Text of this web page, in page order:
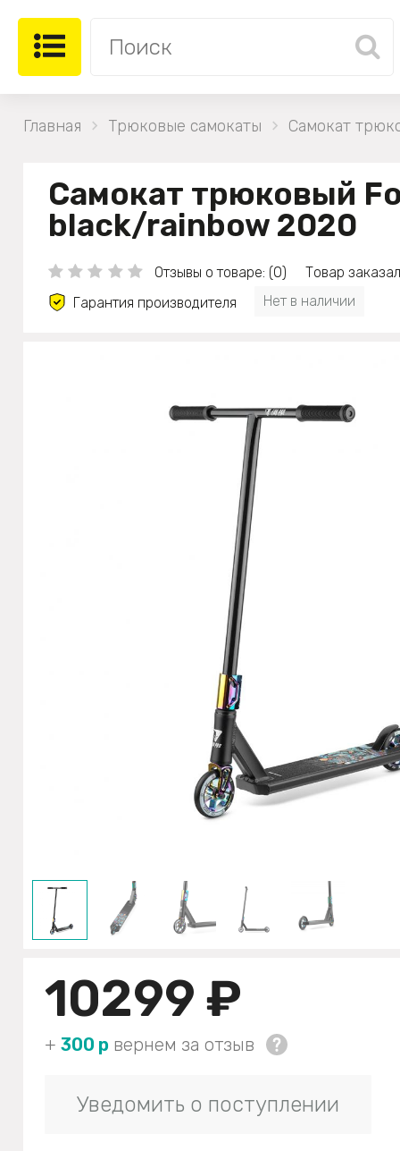
Главная Трюковые самокаты Самокат
Самокат трюковый
black/rainbow 2020
Отзывы о товаре: (0)
Товар
Гарантия производителя
Нет в наличии
10299 ₽
+ 300 р вернем за отзыв
Уведомить о поступлении